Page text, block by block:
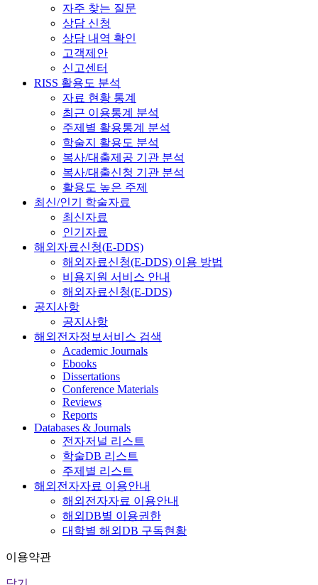
자주 찾는 질문
상담 신청
상담 내역 확인
고객제안
신고센터
RISS 활용도 분석
자료 현황 통계
최근 이용통계 분석
주제별 활용통계 분석
학술지 활용도 분석
복사/대출제공 기관 분석
복사/대출신청 기관 분석
활용도 높은 주제
최신/인기 학술자료
최신자료
인기자료
해외자료신청(E-DDS)
해외자료신청(E-DDS) 이용 방법
비용지원 서비스 안내
해외자료신청(E-DDS)
공지사항
공지사항
해외전자정보서비스 검색
Academic Journals
Ebooks
Dissertations
Conference Materials
Reviews
Reports
Databases & Journals
전자저널 리스트
학술DB 리스트
주제별 리스트
해외전자자료 이용안내
해외전자자료 이용안내
해외DB별 이용권한
대학별 해외DB 구독현황
이용약관